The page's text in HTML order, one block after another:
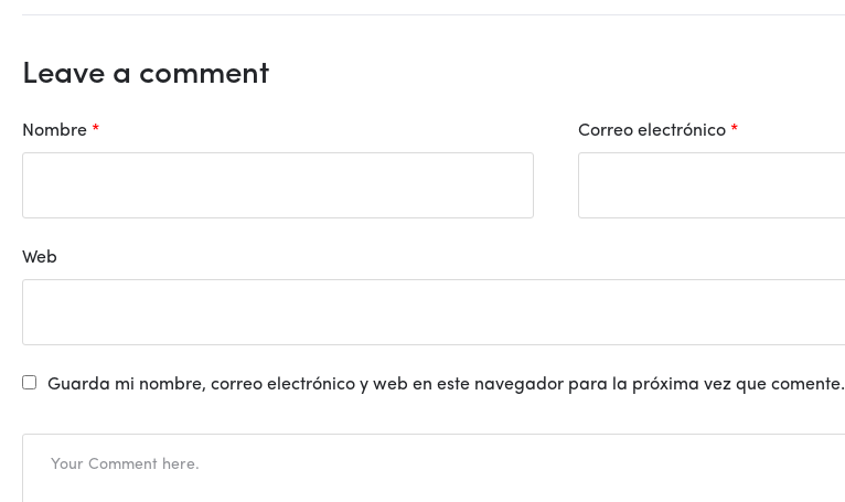
Leave a comment
Nombre * Correo electrónico *
Web
Guarda mi nombre, correo electrónico y web en este navegador para la próxima vez que comente.